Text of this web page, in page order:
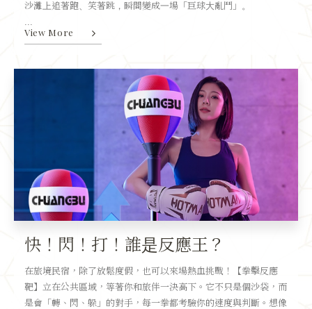
沙灘上追著跑、笑著跳，瞬間變成一場「巨球大亂鬥」。
...
View More
快！閃！打！誰是反應王？
在旅境民宿，除了放鬆度假，也可以來場熱血挑戰！【拳擊反應
靶】立在公共區域，等著你和旅伴一決高下。它不只是個沙袋，而
是會「轉、閃、躲」的對手，每一拳都考驗你的速度與判斷。想像